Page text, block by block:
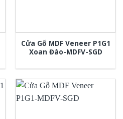
Cửa Gỗ MDF Veneer P1G1
Xoan Đào-MDFV-SGD